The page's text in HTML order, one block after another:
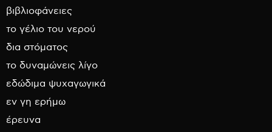
βιβλιοφάνειες
το γέλιο του νερού
δια στόματος
το δυναμώνεις λίγο
εδώδιμα ψυχαγωγικά
εν γη ερήμω
έρευνα